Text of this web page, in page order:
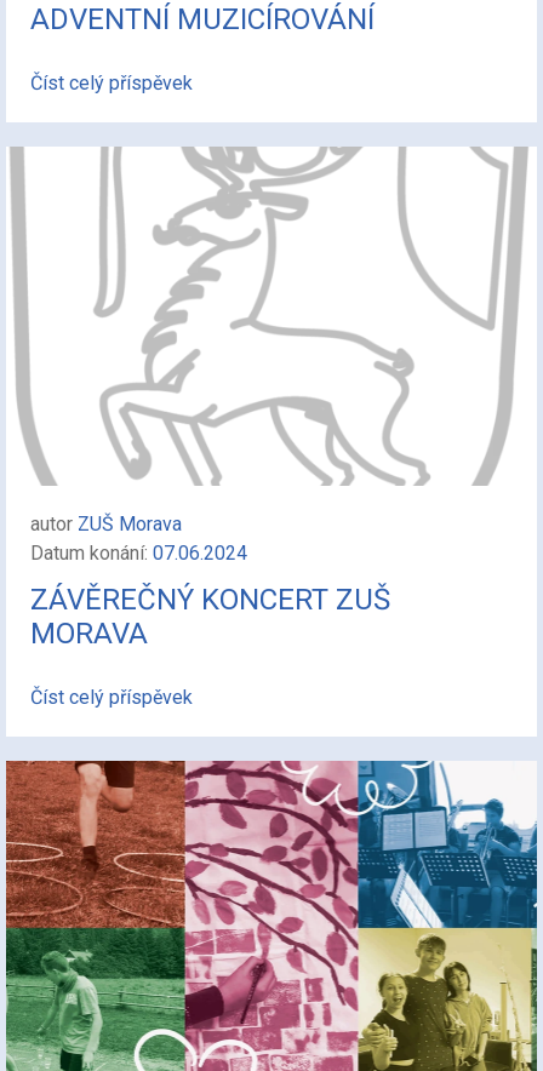
ADVENTNÍ MUZICÍROVÁNÍ
Číst celý příspěvek
autor ZUŠ Morava
Datum konání: 07.06.2024
ZÁVĚREČNÝ KONCERT ZUŠ
MORAVA
Číst celý příspěvek